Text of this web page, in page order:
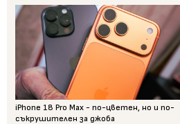
iPhone 18 Pro Max - по-цветен, но и по-
съкрушителен за джоба